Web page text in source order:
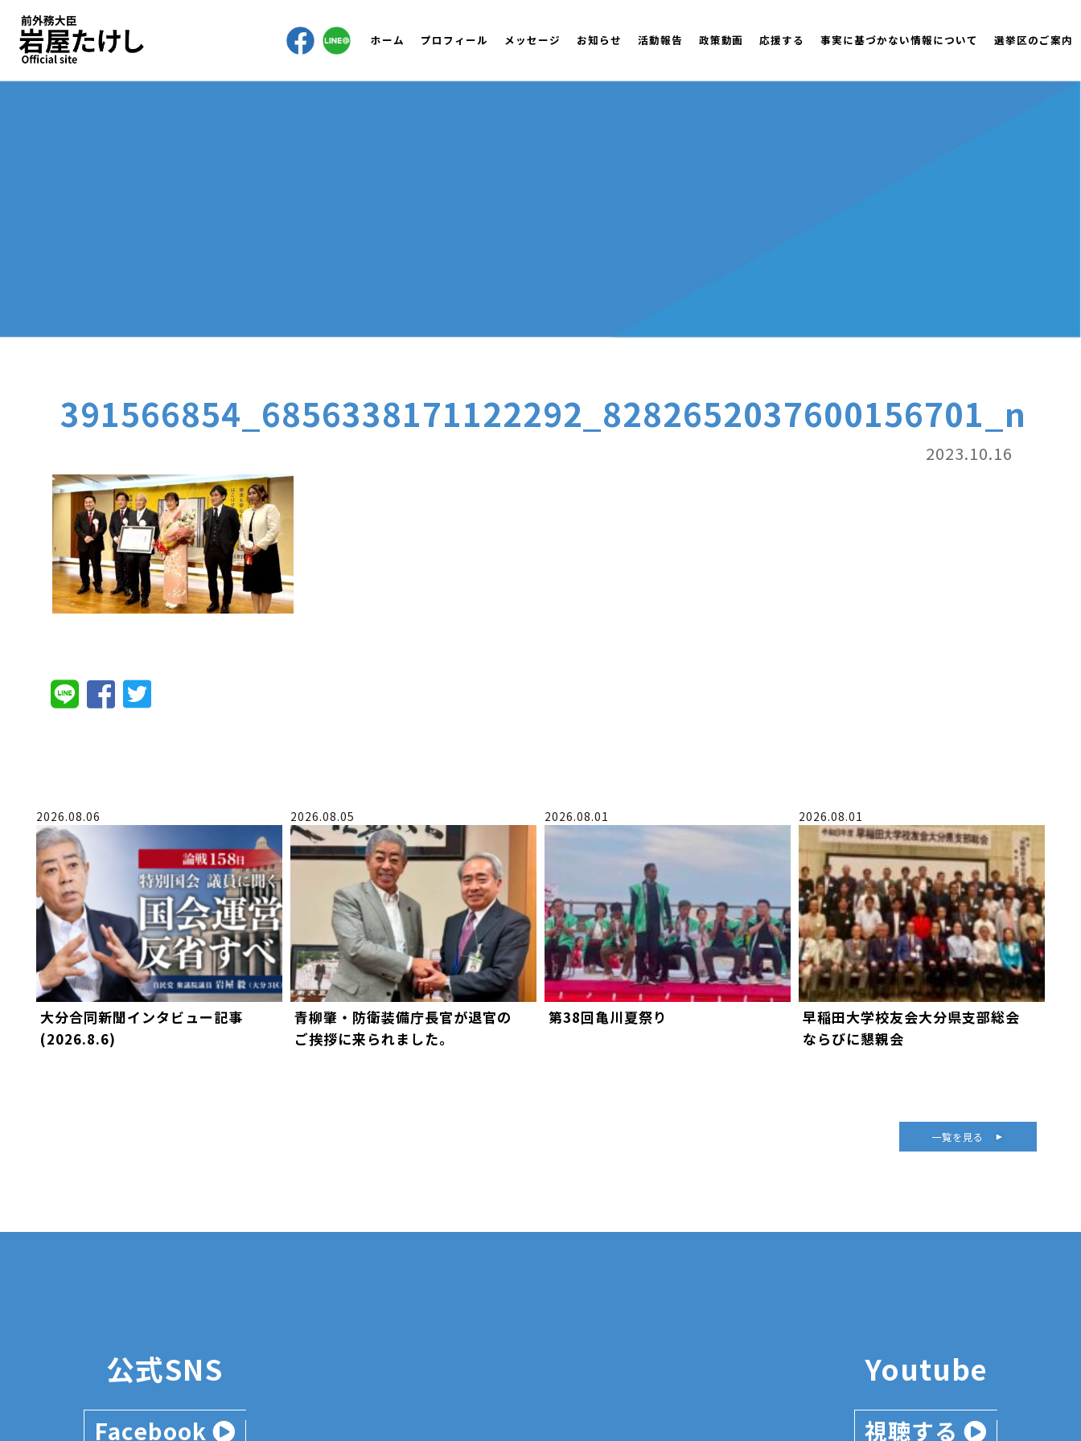
ホーム プロフィール メッセージ お知らせ 活動報告 政策動画 応援する 事実に基づかない情報について 選挙区のご案内
391566854_6856338171122292_8282652037600156701_n
2023.10.16
2026.08.06
大分合同新聞インタビュー記事
(2026.8.6)
2026.08.05
青柳肇・防衛装備庁長官が退官の
ご挨拶に来られました。
2026.08.01
第38回亀川夏祭り
2026.08.01
早稲田大学校友会大分県支部総会
ならびに懇親会
一覧を見る
公式SNS
Facebook
Youtube
視聴する